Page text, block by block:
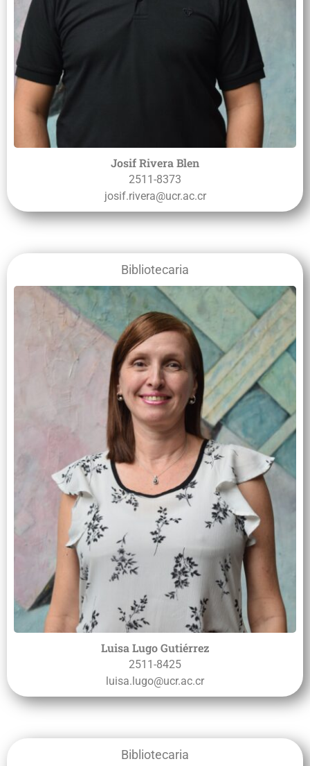
Josif Rivera Blen
2511-8373
josif.rivera@ucr.ac.cr
Bibliotecaria
Luisa Lugo Gutiérrez
2511-8425
luisa.lugo@ucr.ac.cr
Bibliotecaria